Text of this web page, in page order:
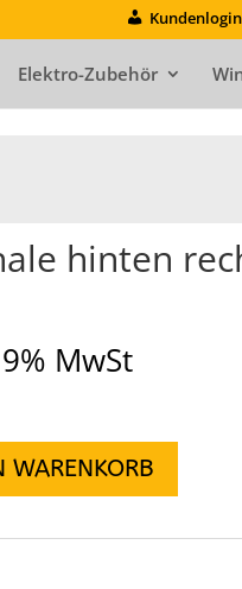
Kundenlogin
Elektro-Zubehör
hinten
MwSt
WARENKORB